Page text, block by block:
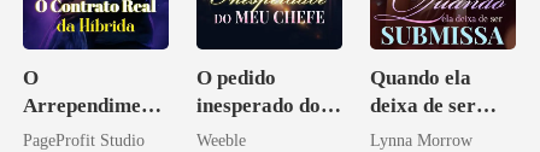
O
Arrependiment
o do Alfa: O
PageProfit Studio
O pedido
inesperado do
meu chefe
Weeble
Quando ela
deixa de ser
submissa
Lynna Morrow